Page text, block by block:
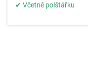
✔ Včetně polštářku